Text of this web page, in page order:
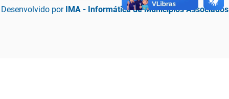
Desenvolvido por IMA - Informática de Municípios Associados